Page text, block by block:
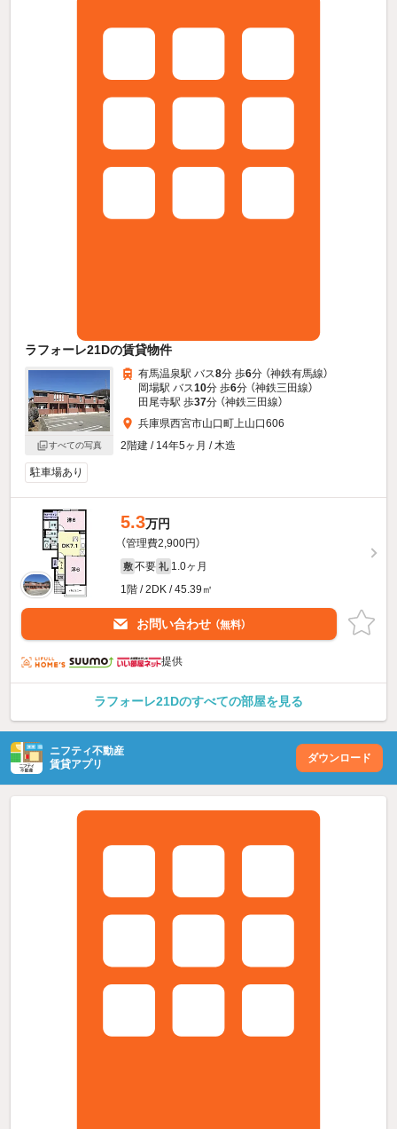
ラフォーレ21Dの賃貸物件
すべての写真
有馬温泉駅 バス8分 歩6分 （神鉄有馬線）
岡場駅 バス10分 歩6分 （神鉄三田線）
田尾寺駅 歩37分 （神鉄三田線）
兵庫県西宮市山口町上山口606
2階建 / 14年5ヶ月 / 木造
駐車場あり
5.3万円
（管理費2,900円）
敷 不要 礼 1.0ヶ月
1階 / 2DK / 45.39㎡
お問い合わせ （無料）
提供
ラフォーレ21Dのすべての部屋を見る
ニフティ不動産
賃貸アプリ
ダウンロード